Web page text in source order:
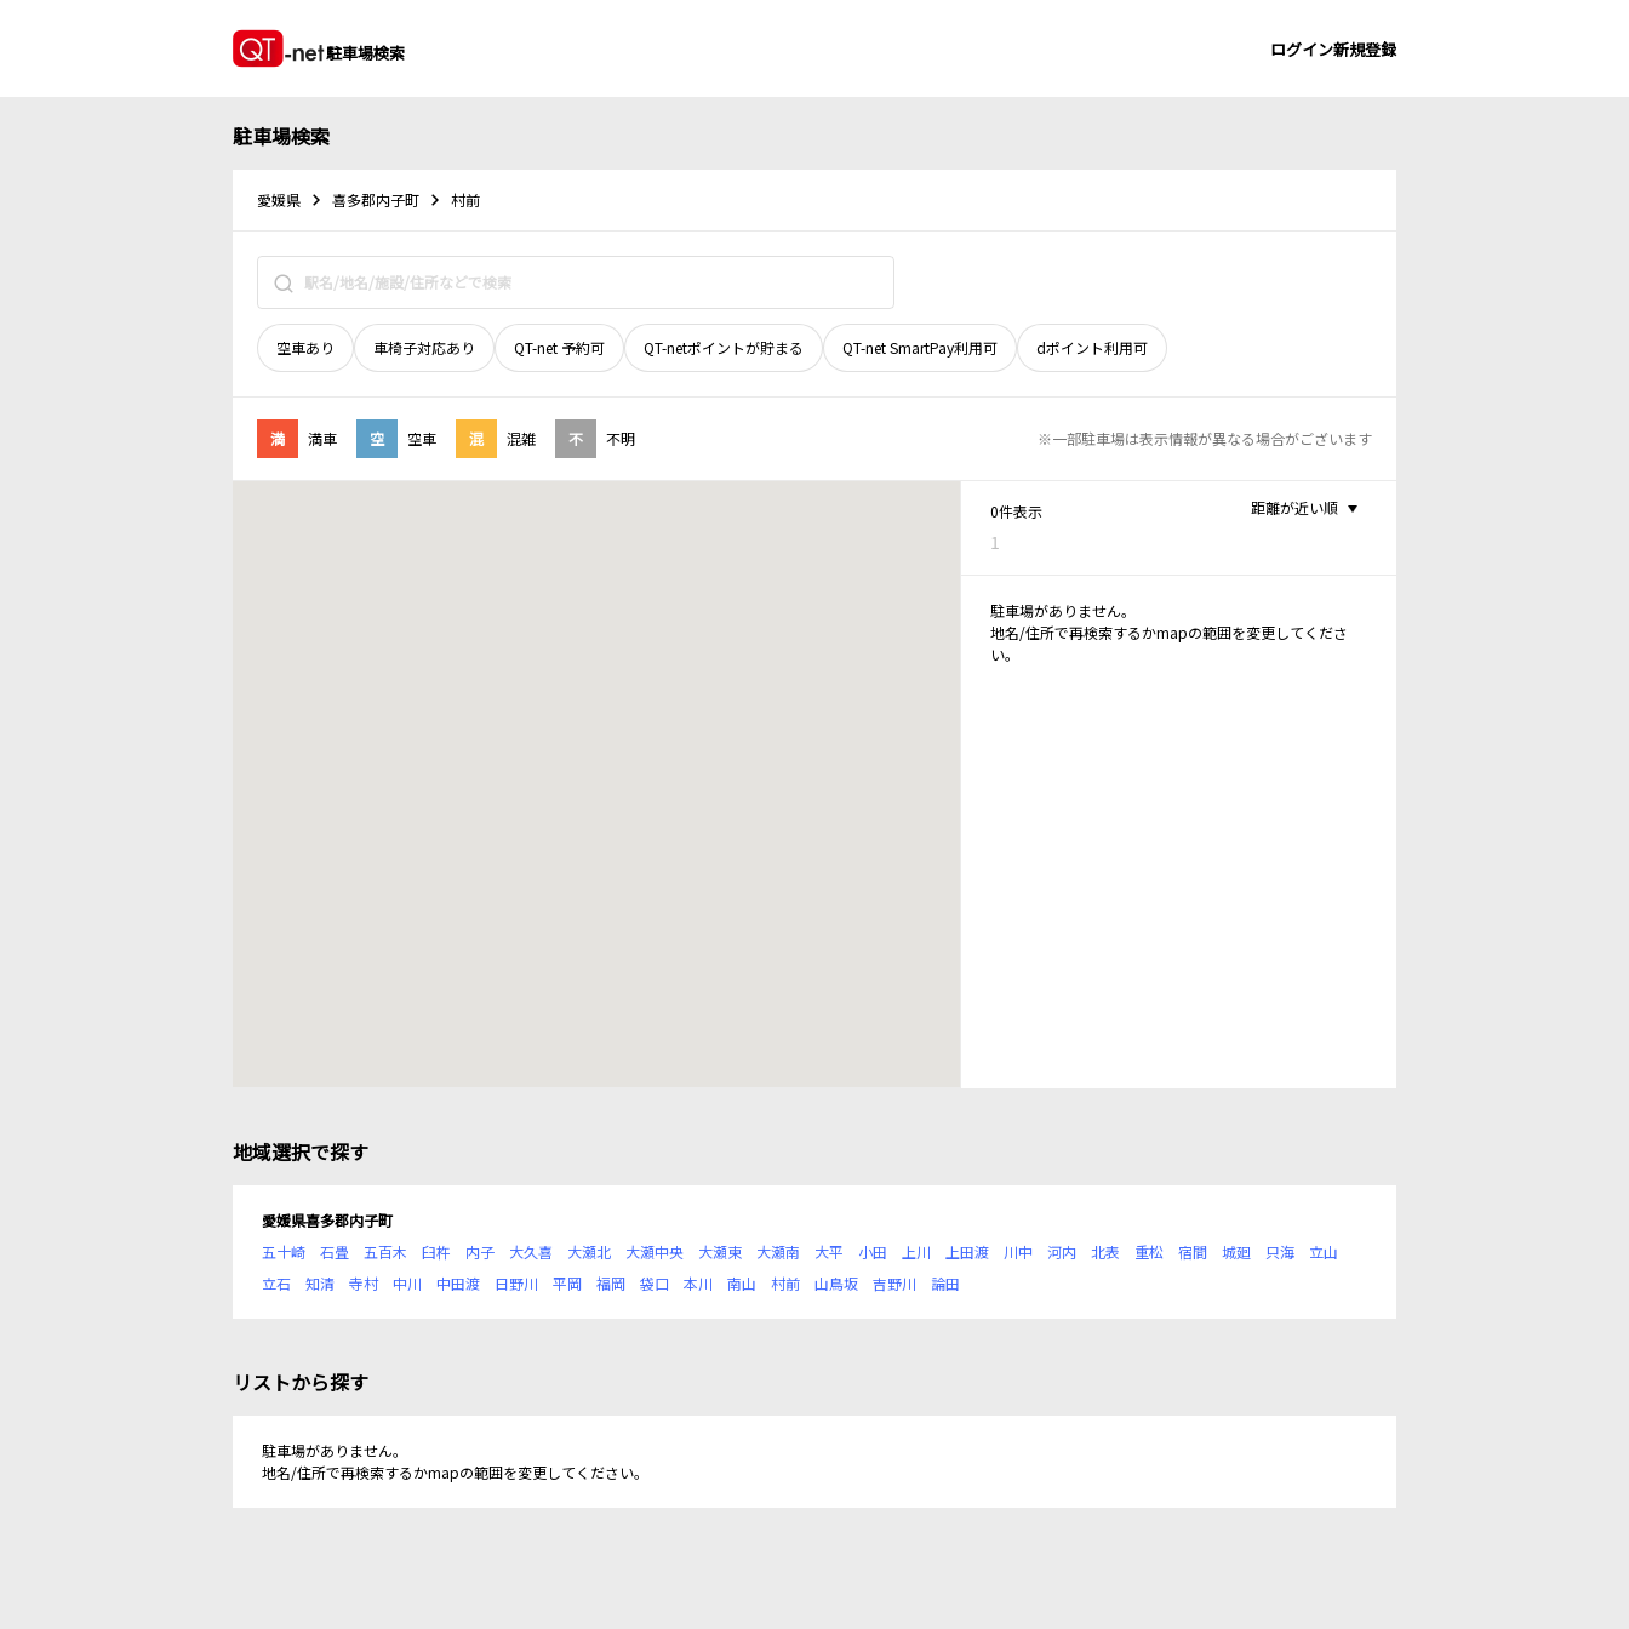
駐車場検索 ログイン新規登録
駐車場検索
愛媛県 喜多郡内子町 村前
空車あり 車椅子対応あり QT-net 予約可 QT-netポイントが貯まる QT-net SmartPay利用可 dポイント利用可
満 満車 空 空車 混 混雑 不 不明 ※一部駐車場は表示情報が異なる場合がございます
0件表示
1
距離が近い順
駐車場がありません。
地名/住所で再検索するかmapの範囲を変更してくださ
い。
地域選択で探す
愛媛県喜多郡内子町
五十崎
石畳 五百木 臼杵 内子 大久喜 大瀬北 大瀬中央 大瀬東 大瀬南 大平 小田 上川 上田渡 川中 河内 北表 重松 宿間 城廻 只海
立山
立石
知清 寺村 中川 中田渡 日野川 平岡 福岡 袋口 本川 南山 村前 山鳥坂 吉野川 論田
リストから探す
駐車場がありません。
地名/住所で再検索するかmapの範囲を変更してください。